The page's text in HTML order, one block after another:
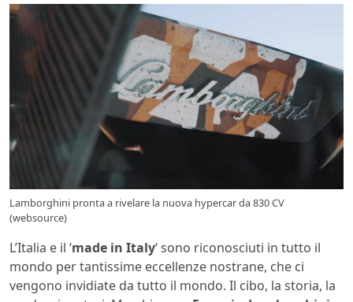
Lamborghini pronta a rivelare la nuova hypercar da 830 CV
(websource)
L’Italia e il ‘made in Italy‘ sono riconosciuti in tutto il
mondo per tantissime eccellenze nostrane, che ci
vengono invidiate da tutto il mondo. Il cibo, la storia, la